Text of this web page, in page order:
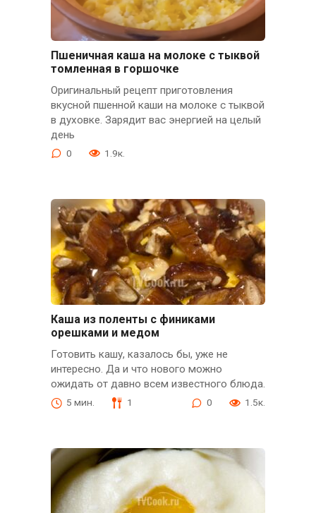
Пшеничная каша на молоке с тыквой
томленная в горшочке
Оригинальный рецепт приготовления
вкусной пшенной каши на молоке с тыквой
в духовке. Зарядит вас энергией на целый
день
0 1.9к.
Каша из поленты с финиками
орешками и медом
Готовить кашу, казалось бы, уже не
интересно. Да и что нового можно
ожидать от давно всем известного блюда.
5 мин. 1 0 1.5к.